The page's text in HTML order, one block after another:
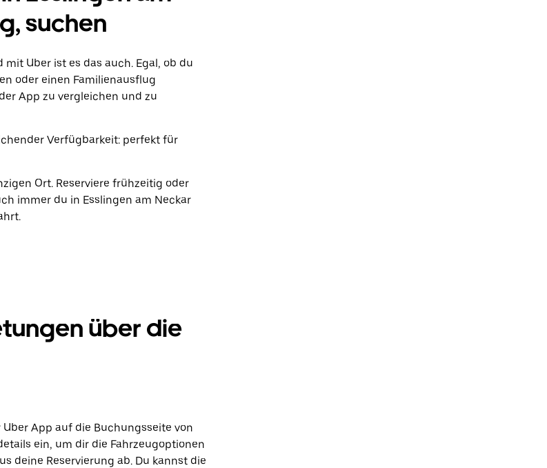
suchen
Uber ist es das auch. Egal, ob du
oder einen Familienausflug
App zu vergleichen und zu
Verfügbarkeit: perfekt für
Ort. Reserviere frühzeitig oder
immer du in Esslingen am Neckar
über die
App auf die Buchungsseite von
ein, um dir die Fahrzeugoptionen
deine Reservierung ab. Du kannst die